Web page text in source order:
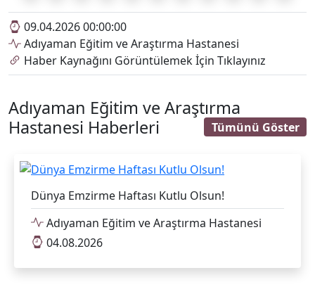
09.04.2026 00:00:00
Adıyaman Eğitim ve Araştırma Hastanesi
Haber Kaynağını Görüntülemek İçin Tıklayınız
Adıyaman Eğitim ve Araştırma
Hastanesi Haberleri
Tümünü Göster
Dünya Emzirme Haftası Kutlu Olsun!
Adıyaman Eğitim ve Araştırma Hastanesi
04.08.2026